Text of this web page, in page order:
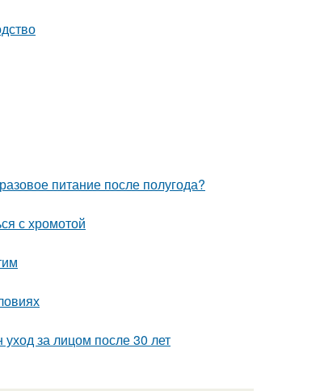
питание после полугода?
с хромотой
за лицом после 30 лет